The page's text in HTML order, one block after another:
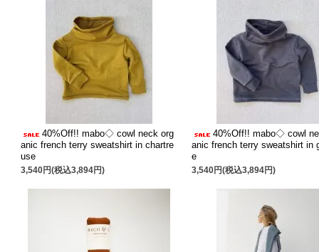
40%Off!! mabo◇ cowl neck org
anic french terry sweatshirt in chartre
use
3,540円(税込3,894円)
40%Off!! mabo◇ cowl
anic french terry sweatshirt in
e
3,540円(税込3,894円)